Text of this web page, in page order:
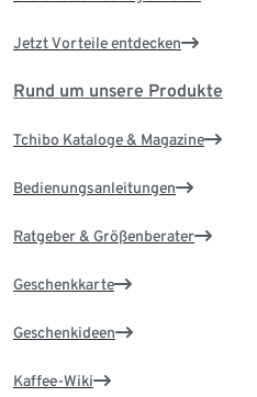
Jetzt Vorteile entdecken
Rund um unsere Produkte
Tchibo Kataloge & Magazine
Bedienungsanleitungen
Ratgeber & Größenberater
Geschenkkarte
Geschenkideen
Kaffee-Wiki